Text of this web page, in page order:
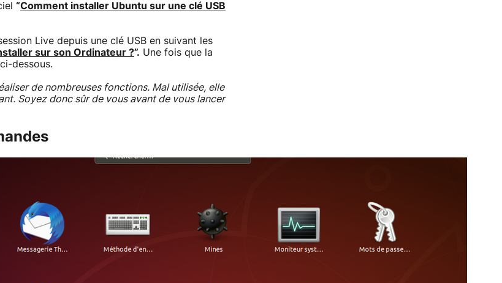
“Comment installer Ubuntu sur une clé USB
Live depuis une clé USB en suivant les
sur son Ordinateur ?”. Une fois que la
dessous.
de nombreuses fonctions. Mal utilisée, elle
Soyez donc sûr de vous avant de vous lancer